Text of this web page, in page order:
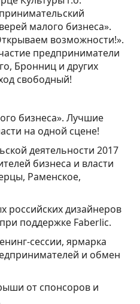
малого бизнеса».
возможности!».
предприниматели
Бронниц и других
свободный!
бизнеса». Лучшие
на одной сцене!
деятельности 2017
бизнеса и власти
Раменское,
российских дизайнеров
поддержке Faberlic.
сессии, ярмарка
и обмен
от спонсоров и